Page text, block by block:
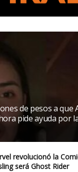
de pesos a que
pide ayuda por
revolucionó la
será Ghost Rider